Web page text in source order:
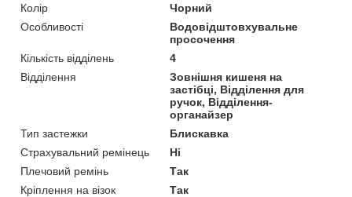
Колір
Чорний
Особливості
Водовідштовхувальне
просочення
Кількість відділень
4
Відділення
Зовнішня кишеня на
застібці, Відділення для
ручок, Відділення-
органайзер
Тип застежки
Блискавка
Страхувальний ремінець
Ні
Плечовий ремінь
Так
Кріплення на візок
Так